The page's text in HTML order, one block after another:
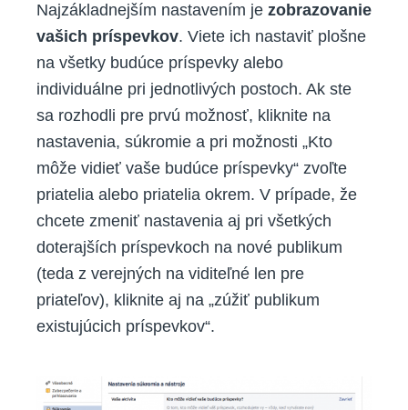
Najzákladnejším nastavením je zobrazovanie
vašich príspevkov. Viete ich nastaviť plošne
na všetky budúce príspevky alebo
individuálne pri jednotlivých postoch. Ak ste
sa rozhodli pre prvú možnosť, kliknite na
nastavenia, súkromie a pri možnosti „Kto
môže vidieť vaše budúce príspevky“ zvoľte
priatelia alebo priatelia okrem. V prípade, že
chcete zmeniť nastavenia aj pri všetkých
doterajších príspevkoch na nové publikum
(teda z verejných na viditeľné len pre
priateľov), kliknite aj na „zúžiť publikum
existujúcich príspevkov“.